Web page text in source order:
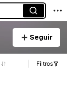
Seguir
Filtros